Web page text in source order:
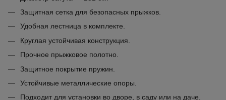
Защитная сетка для безопасных прыжков.
Удобная лестница в комплекте.
Круглая устойчивая конструкция.
Прочное прыжковое полотно.
Защитное покрытие пружин.
Устойчивые металлические опоры.
Подходит для установки во дворе, в саду или на даче.